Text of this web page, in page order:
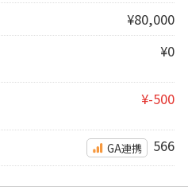
¥80,000
¥0
¥-500
GA連携 566